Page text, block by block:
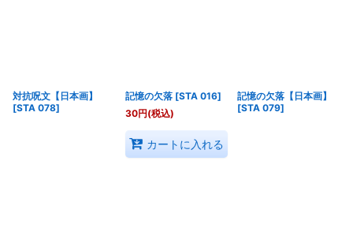
対抗呪文【日本画】
[STA 078]
記憶の欠落 [STA 016]
30円(税込)
カートに入れる
記憶の欠落【日本画】
[STA 079]